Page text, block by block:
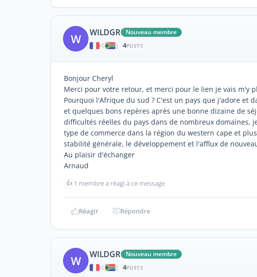
W WILDGR
Nouveau membre
|
4POSTS
Bonjour Cheryl
Merci pour votre retour, et merci pour le lien je vais m'y
Pourquoi l'Afrique du sud ? C'est un pays que j'adore et
et quelques bons repères après une bonne dizaine de
difficultés réelles du pays dans de nombreux domaines,
type de commerce dans la région du western cape et
stabilité générale, le développement et l'afflux de
Au plaisir d'échanger
Arnaud
👍 1 membre a réagi à ce message
Réagir Répondre
W WILDGR
Nouveau membre
|
4POSTS